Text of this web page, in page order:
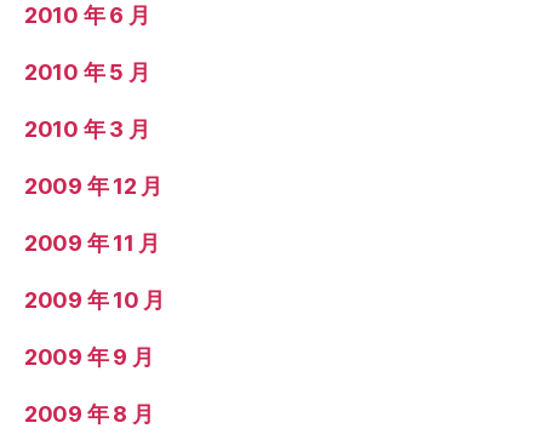
2010 年 6 月
2010 年 5 月
2010 年 3 月
2009 年 12 月
2009 年 11 月
2009 年 10 月
2009 年 9 月
2009 年 8 月